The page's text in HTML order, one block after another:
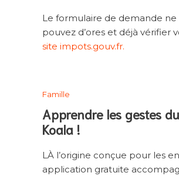
Le formulaire de demande ne
pouvez d’ores et déjà vérifier
site impots.gouv.fr.
Famille
Apprendre les gestes
Koala !
LÀ l’origine conçue pour les
application gratuite